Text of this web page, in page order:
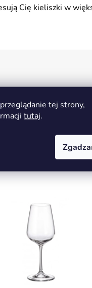
tej strony,
tutaj.
Cię kieliszki w